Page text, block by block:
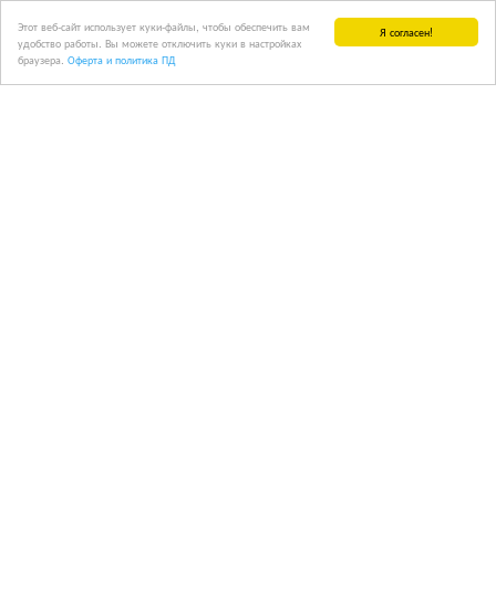
Я согласен!
Этот веб-сайт использует куки-файлы, чтобы обеспечить вам
удобство работы. Вы можете отключить куки в настройках
браузера. Оферта и политика ПД